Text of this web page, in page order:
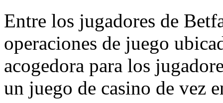
Entre los jugadores de
operaciones de juego
acogedora para los
un juego de casino de vez